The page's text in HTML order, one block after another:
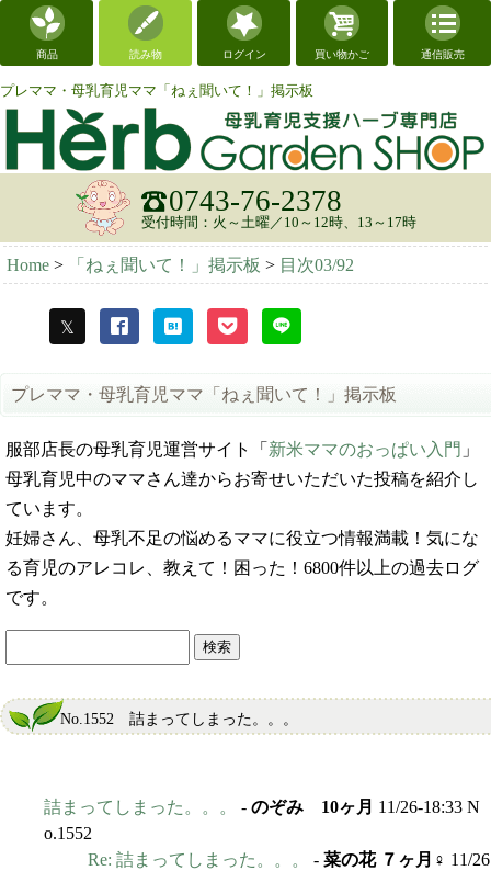
商品 読み物 ログイン 買い物かご 通信販売
プレママ・母乳育児ママ「ねぇ聞いて！」掲示板
0743-76-2378
受付時間：火～土曜／10～12時、13～17時
Home > 「ねぇ聞いて！」掲示板 > 目次03/92
プレママ・母乳育児ママ「ねぇ聞いて！」掲示板
服部店長の母乳育児運営サイト「 新米ママのおっぱい入門 」
母乳育児中のママさん達からお寄せいただいた投稿を紹介し
ています。
妊婦さん、母乳不足の悩めるママに役立つ情報満載！気にな
る育児のアレコレ、教えて！困った！6800件以上の過去ログ
です。
No.1552 詰まってしまった。。。
詰まってしまった。。。 - のぞみ 10ヶ月 11/26-18:33 N
o.1552
Re: 詰まってしまった。。。
- 菜の花 ７ヶ月♀ 11/26